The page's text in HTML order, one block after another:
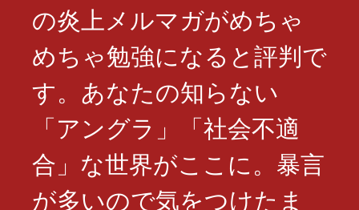
の炎上メルマガがめちゃ
めちゃ勉強になると評判で
す。あなたの知らない
「アングラ」「社会不適
合」な世界がここに。暴言
が多いので気をつけたま